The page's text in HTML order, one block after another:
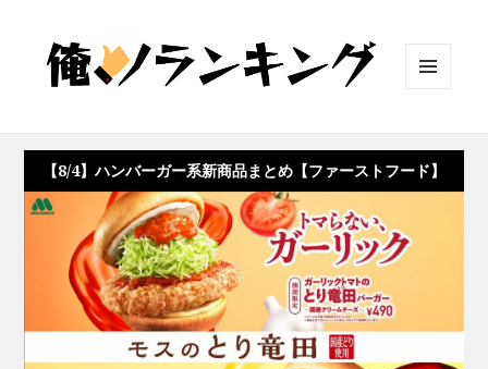
ット
【8/4】ハンバーガー系新商品まとめ【ファーストフード】